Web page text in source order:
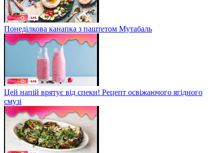
Понеділкова канапка з паштетом Мутабаль
Цей напій врятує від спеки! Рецепт освіжаючого ягідного
смузі